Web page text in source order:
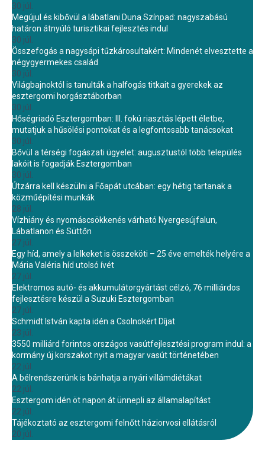
30 júl.
Megújul és kibővül a lábatlani Duna Színpad: nagyszabású
határon átnyúló turisztikai fejlesztés indul
30 júl.
Összefogás a nagysápi tűzkárosultakért: Mindenét elvesztette a
négygyermekes család
30 júl.
Világbajnoktól is tanulták a halfogás titkait a gyerekek az
esztergomi horgásztáborban
30 júl.
Hőségriadó Esztergomban: III. fokú riasztás lépett életbe,
mutatjuk a hűsölési pontokat és a legfontosabb tanácsokat
30 júl.
Bővül a térségi fogászati ügyelet: augusztustól több település
lakóit is fogadják Esztergomban
30 júl.
Útzárra kell készülni a Főapát utcában: egy hétig tartanak a
közműépítési munkák
28 júl.
Vízhiány és nyomáscsökkenés várható Nyergesújfalun,
Lábatlanon és Süttőn
27 júl.
Egy híd, amely a lelkeket is összeköti – 25 éve emelték helyére a
Mária Valéria híd utolsó ívét
27 júl.
Elektromos autó- és akkumulátorgyártást célzó, 76 milliárdos
fejlesztésre készül a Suzuki Esztergomban
27 júl.
Schmidt István kapta idén a Csolnokért Díjat
23 júl.
3550 milliárd forintos országos vasútfejlesztési program indul: a
kormány új korszakot nyit a magyar vasút történetében
22 júl.
A bélrendszerünk is bánhatja a nyári villámdiétákat
22 júl.
Esztergom idén öt napon át ünnepli az államalapítást
22 júl.
Tájékoztató az esztergomi felnőtt háziorvosi ellátásról
20 júl.